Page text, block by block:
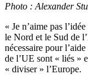
Photo : Alexander
« Je n’aime pas
le Nord et le Sud de
nécessaire pour
de l’UE sont « liés »
« diviser » l’Europe.